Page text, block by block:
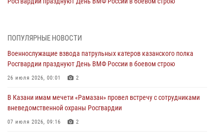
Татарстанские росгвардейцы завоевали «бронзу» в окружном этапе
24 июля 2026, 15:05
В казанском полку Росгвардии состоялся концерт певицы Кристины
В Нижнекамске сотрудники Росгвардии задержали подозреваемого
ПОПУЛЯРНЫЕ НОВОСТИ
Военнослужащие взвода патрульных катеров казанского полка
Росгвардии празднуют День ВМФ России в боевом строю
26 июля 2026, 00:01 2
В Казани имам мечети «Рамазан» провел встречу с сотрудниками
вневедомственной охраны Росгвардии
07 июля 2026, 09:16 2